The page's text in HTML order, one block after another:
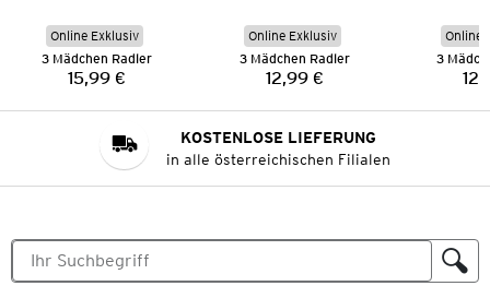
Online Exklusiv
3 Mädchen Radler
Preis:
15,99 €
Online Exklusiv
3 Mädchen Radler
Preis:
12,99 €
Online
3
KOSTENLOSE LIEFERUNG
in alle österreichischen Filialen